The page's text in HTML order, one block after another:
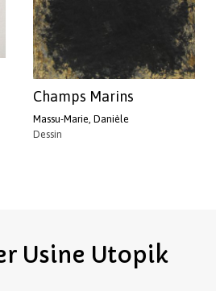
Champs Marins
Massu-Marie, Danièle
Dessin
Usine Utopik